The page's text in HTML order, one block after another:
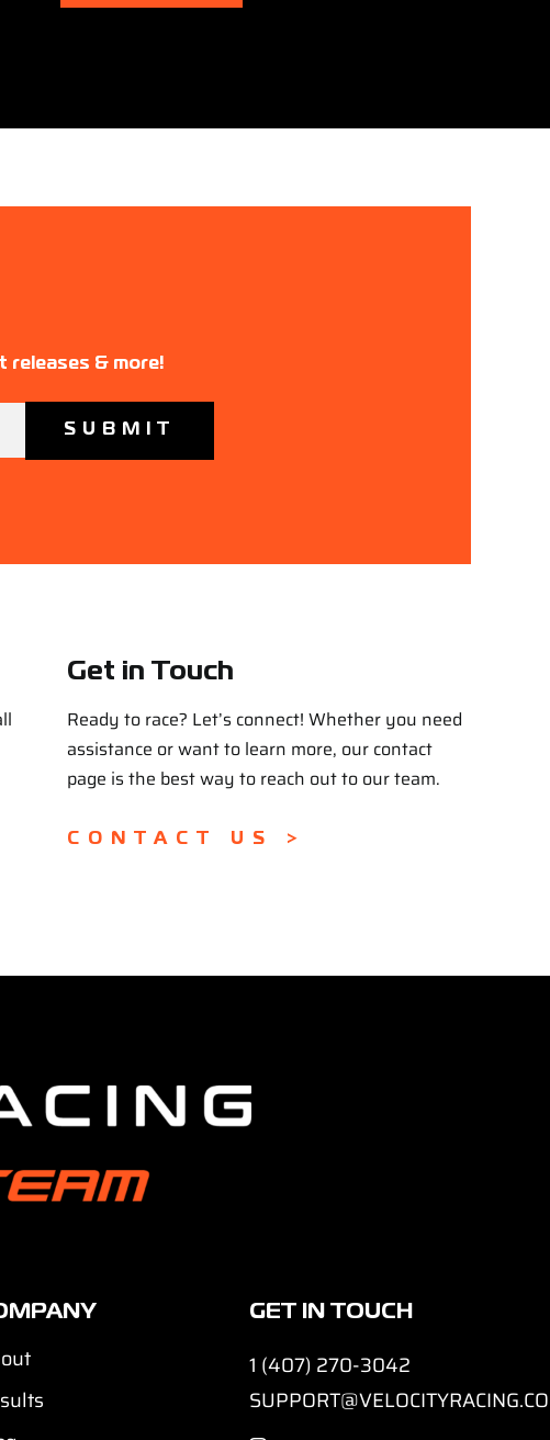
releases & more!
Get in Touch
Ready to race? Let’s connect! Whether you need
assistance or want to learn more, our contact
page is the best way to reach out to our team.
CONTACT US >
GET IN TOUCH
1 (407) 270-3042